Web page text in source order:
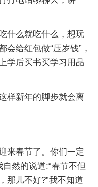
什么就吃什么，想玩
给红包做“压岁钱”，
学后买书买学习用品
样新年的脚步就会离
来春节了。你们一定
然的说道:“春节不但
那儿不好?”我不知道